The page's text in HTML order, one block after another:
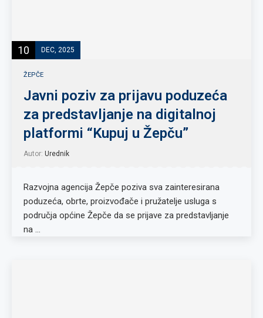
10 DEC, 2025
ŽEPČE
Javni poziv za prijavu poduzeća
za predstavljanje na digitalnoj
platformi “Kupuj u Žepču”
Autor: Urednik
Razvojna agencija Žepče poziva sva zainteresirana
poduzeća, obrte, proizvođače i pružatelje usluga s
područja općine Žepče da se prijave za predstavljanje
na …